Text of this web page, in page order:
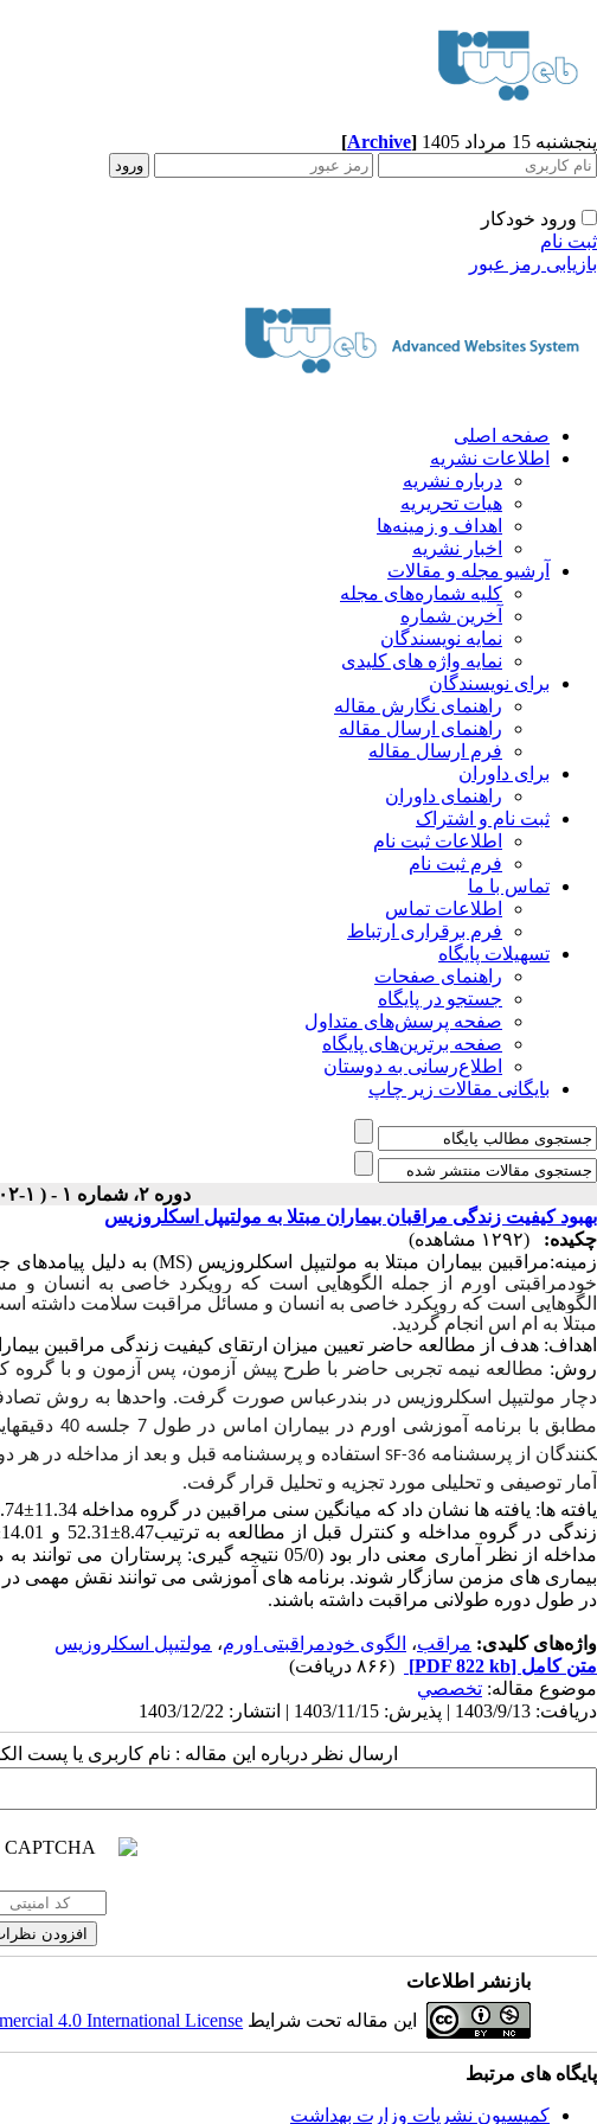
پنجشنبه 15 مرداد 1405 [Archive]
ورود خودکار
ثبت نام
بازیابی رمز عبور
صفحه اصلی
اطلاعات نشریه
درباره نشریه
هیات تحریریه
اهداف و زمینه‌ها
اخبار نشریه
آرشیو مجله و مقالات
کلیه شماره‌های مجله
آخرین شماره
نمایه نویسندگان
نمایه واژه های کلیدی
برای نویسندگان
راهنمای نگارش مقاله
راهنمای ارسال مقاله
فرم ارسال مقاله
برای داوران
راهنمای داوران
ثبت نام و اشتراک
اطلاعات ثبت نام
فرم ثبت نام
تماس با ما
اطلاعات تماس
فرم برقراری ارتباط
تسهیلات پایگاه
راهنمای صفحات
جستجو در پایگاه
صفحه پرسش‌های متداول
صفحه برترین‌های پایگاه
اطلاع‌رسانی به دوستان
بایگانی مقالات زیر چاپ
دوره ۲، شماره ۱ - ( ۱-۱۴۰۲ )
بهبود کیفیت زندگی مراقبان بیماران مبتلا به مولتیپل اسکلروزیس
چکیده:
(۱۲۹۲ مشاهده)
زمینه:مراقبین بیماران مبتلا به مولتیپل اسکلروزیس (MS) به دلیل پیامدهای جسمی و استرس زای بیماران، کیفیت زندگی نامناسبی دارند.
خودمراقبتی اورم از جمله الگوهایی است که رویکرد خاصی به انسان و
الگوهایی است که رویکرد خاصی به انسان و مسائل مراقبت سلامت داشته
مبتلا به ام اس انجام گردید.
اهداف: هدف از مطالعه حاضر تعیین میزان ارتقای کیفیت زندگی مراقبین
روش:
دچار مولتیپل اسکلروزیس در بندرعباس صورت گرفت. واحدها به روش
مطابق با
کنندگان از پرسشنامه SF-36 استفاده و پرسشنامه قبل و بعد از مداخله در هر دو
آمار توصیفی و تحلیلی مورد تجزیه و تحلیل قرار گرفت.
مداخله از نظر آماری معنی دار بود (05/0
نتیجه گیری: پرستاران می توانند به
بیماری های مزمن سازگار شوند. برنامه های آموزشی می توانند نقش مهمی در
در طول دوره طولانی مراقبت داشته باشند.
واژه‌های کلیدی: مراقب، الگوی خودمراقبتی اورم، مولتیپل اسکلروزیس
متن کامل [PDF 822 kb]
(۸۶۶ دریافت)
موضوع مقاله: تخصصي
دریافت: 1403/9/13 | پذیرش: 1403/11/15 | انتشار: 1403/12/22
ارسال نظر درباره این مقاله : نام کاربری یا پست
بازنشر اطلاعات
این مقاله تحت شرایط 4.0 International License
پایگاه های مرتبط
کمیسیون نشریات وزارت بهداشت